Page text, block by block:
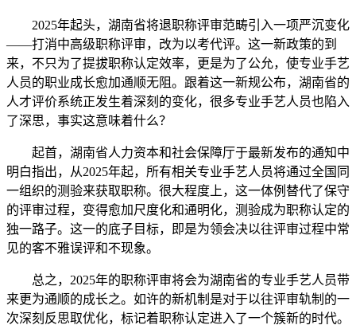
2025年起头，湖南省将退职称评审范畴引入一项严沉变化
——打消中高级职称评审，改为以考代评。这一新政策的到
来，不只为了提拔职称认定效率，更是为了公允，使专业手艺
人员的职业成长愈加通顺无阻。跟着这一新规公布，湖南省的
人才评价系统正发生着深刻的变化，很多专业手艺人员也陷入
了深思，事实这意味着什么？
起首，湖南省人力资本和社会保障厅于最新发布的通知中
明白指出，从2025年起，所有相关专业手艺人员将通过全国同
一组织的测验来获取职称。很大程度上，这一体例替代了保守
的评审过程，变得愈加尺度化和通明化，测验成为职称认定的
独一路子。这一的底子目标，即是为领会决以往评审过程中常
见的客不雅误评和不现象。
总之，2025年的职称评审将会为湖南省的专业手艺人员带
来更为通顺的成长之。如许的新机制是对于以往评审轨制的一
次深刻反思取优化，标记着职称认定进入了一个簇新的时代。